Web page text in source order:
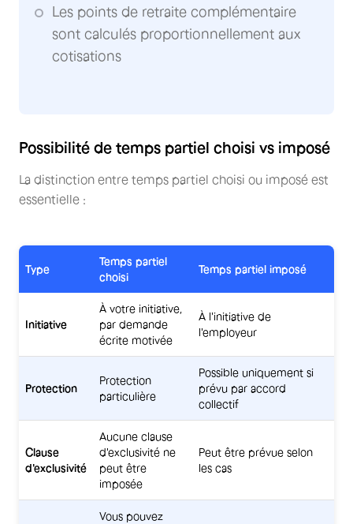
Les points de retraite complémentaire
sont calculés proportionnellement aux
cotisations
Possibilité de temps partiel choisi vs imposé
La distinction entre temps partiel choisi ou imposé est
essentielle :
Type
Temps partiel
choisi
Temps partiel imposé
Initiative
À votre initiative,
par demande
écrite motivée
À l'initiative de
l'employeur
Protection
Protection
particulière
Possible uniquement si
prévu par accord
collectif
Clause
d'exclusivité
Aucune clause
d'exclusivité ne
peut être
imposée
Peut être prévue selon
les cas
Vous pouvez